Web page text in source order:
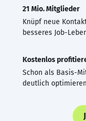
21 Mio. Mitglieder
Knüpf neue
besseres Job-
Kostenlos
Schon als Basis-
deutlich